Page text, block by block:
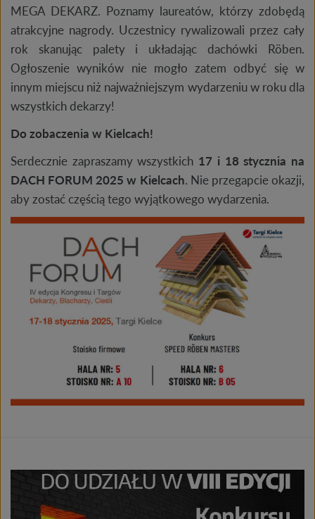
MEGA DEKARZ. Poznamy laureatów, którzy zdobędą
atrakcyjne nagrody. Uczestnicy rywalizowali przez cały
rok skanując palety i układając dachówki Röben.
Ogłoszenie wyników nie mogło zatem odbyć się w
innym miejscu niż najważniejszym wydarzeniu w roku dla
wszystkich dekarzy!
Do zobaczenia w Kielcach!
Serdecznie zapraszamy wszystkich 17 i 18 stycznia na
DACH FORUM 2025 w Kielcach. Nie przegapcie okazji,
aby zostać częścią tego wyjątkowego wydarzenia.